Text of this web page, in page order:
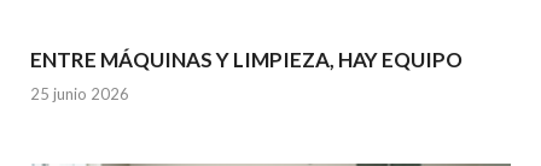
ENTRE MÁQUINAS Y LIMPIEZA, HAY EQUIPO
25 junio 2026